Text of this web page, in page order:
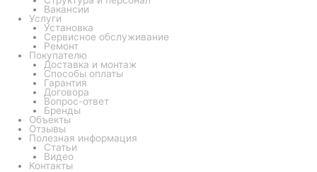
Вакансии
Услуги
Установка
Сервисное обслуживание
Ремонт
Покупателю
Доставка и монтаж
Способы оплаты
Гарантия
Договора
Вопрос-ответ
Бренды
Объекты
Отзывы
Полезная информация
Статьи
Видео
Контакты